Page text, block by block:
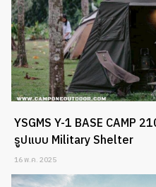
YSGMS Y-1 BASE CAMP
รูปแบบ Military Shelter
16 พ.ค. 2025